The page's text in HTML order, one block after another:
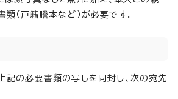
（戸籍謄本など）が必要です。
記の必要書類の写しを同封し、次の宛先